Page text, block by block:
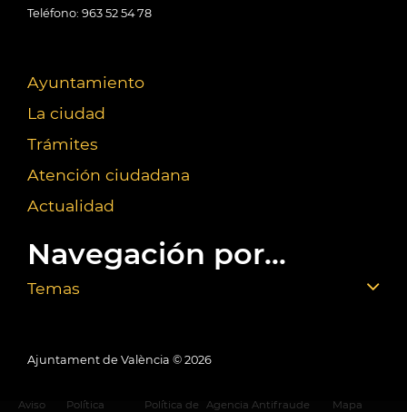
Teléfono: 963 52 54 78
Ayuntamiento
La ciudad
Trámites
Atención ciudadana
Actualidad
Navegación por...
Temas
Ajuntament de València © 2026
Aviso
Política
Política de
Agencia Antifraude
Mapa